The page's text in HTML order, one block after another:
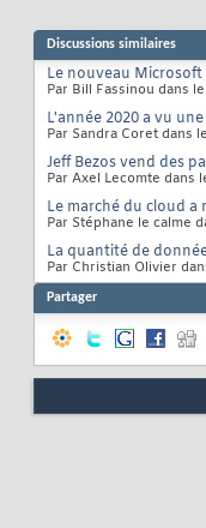
Discussions similaires
Le nouveau Microsoft
Par Bill Fassinou dans
L'année 2020 a vu
Par Sandra Coret dans
Jeff Bezos vend des
Par Axel Lecomte dans
Le marché du cloud a
Par Stéphane le calme
La quantité de
Par Christian Olivier
Partager